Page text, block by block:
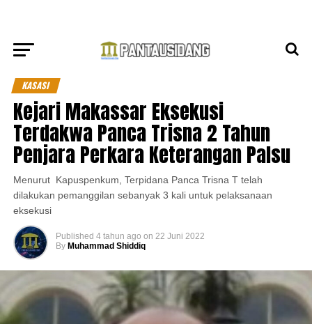
KASASI
Kejari Makassar Eksekusi
Terdakwa Panca Trisna 2 Tahun
Penjara Perkara Keterangan Palsu
Menurut Kapuspenkum, Terpidana Panca Trisna T telah
dilakukan pemanggilan sebanyak 3 kali untuk pelaksanaan
eksekusi
Published 4 tahun ago on 22 Juni 2022
By Muhammad Shiddiq